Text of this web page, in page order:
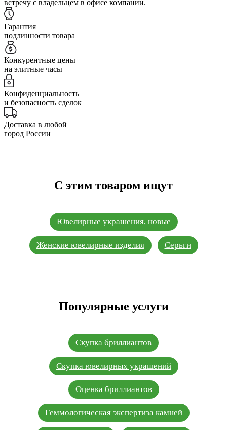
встречу с владельцем в офисе компании.
Гарантия
подлинности товара
Конкурентные цены
на элитные часы
Конфиденциальность
и безопасность сделок
Доставка в любой
город России
С этим товаром ищут
Ювелирные украшения, новые
Женские ювелирные изделия Серьги
Популярные услуги
Скупка бриллиантов
Скупка ювелирных украшений
Оценка бриллиантов
Геммологическая экспертиза камней